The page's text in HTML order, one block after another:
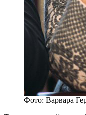
Фото: Варвара